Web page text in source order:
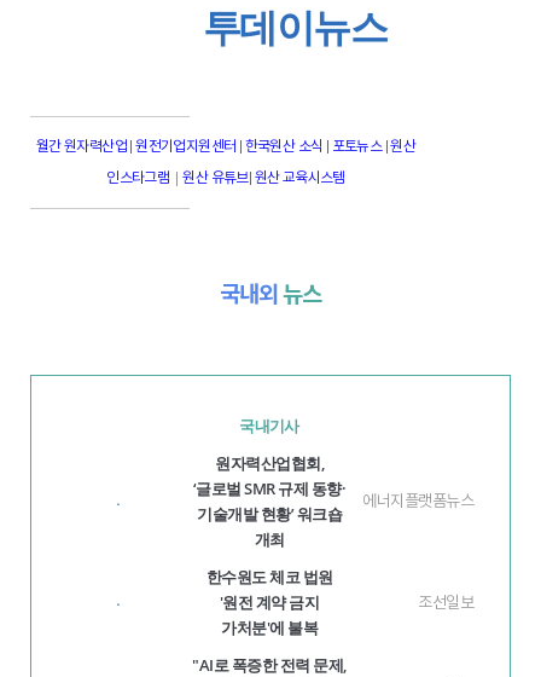
투데이뉴스
월간 원자력산업 |원전기업지원센터 | 한국원산 소식 | 포토뉴스 |원산
인스타그램 |원산 유튜브| 원산 교육시스템
국내외 뉴스
국내기사
·
원자력산업협회,
‘글로벌 SMR 규제 동향·
기술개발 현황’ 워크숍
개최
에너지플랫폼뉴스
·
한수원도 체코 법원
'원전 계약 금지
가처분'에 불복
조선일보
"AI로 폭증한 전력 문제,